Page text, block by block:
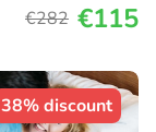
€282 €115
38% discount